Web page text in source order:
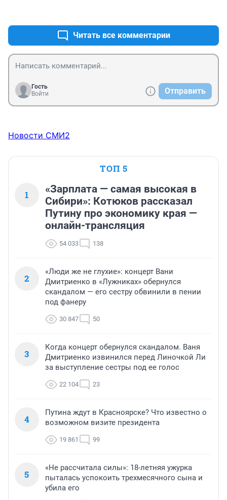
Читать все комментарии
Гость
Войти
Отправить
Новости СМИ2
ТОП 5
1
«Зарплата — самая высокая в
Сибири»: Котюков рассказал
Путину про экономику края —
онлайн-трансляция
54 033 138
2
«Люди же не глухие»: концерт Вани
Дмитриенко в «Лужниках» обернулся
скандалом — его сестру обвинили в пении
под фанеру
30 847 50
3
Когда концерт обернулся скандалом. Ваня
Дмитриенко извинился перед Линочкой Ли
за выступление сестры под ее голос
22 104 23
4
Путина ждут в Красноярске? Что известно о
возможном визите президента
19 861 99
5
«Не рассчитала силы»: 18-летняя ужурка
пыталась успокоить трехмесячного сына и
убила его